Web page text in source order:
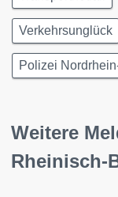
Verkehrsunglück
Polizei
Weitere
Rheinisch-